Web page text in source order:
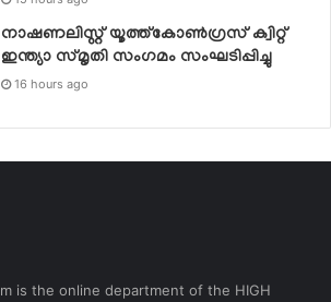
നാഷണലിസ്റ്റ് യൂത്ത്കോൺഗ്രസ് ക്വിറ്റ്
ഇന്ത്യാ സ്‌മൃതി സംഗമം സംഘടിപ്പിച്ചു
16 hours ago
is the online department of the HIGH